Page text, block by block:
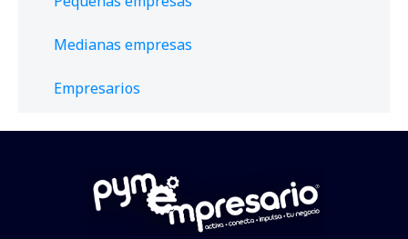
Medianas empresas
Empresarios